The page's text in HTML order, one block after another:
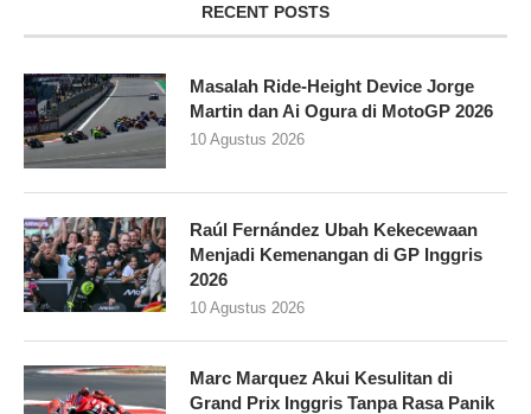
RECENT POSTS
Masalah Ride-Height Device Jorge
Martin dan Ai Ogura di MotoGP 2026
10 Agustus 2026
Raúl Fernández Ubah Kekecewaan
Menjadi Kemenangan di GP Inggris
2026
10 Agustus 2026
Marc Marquez Akui Kesulitan di
Grand Prix Inggris Tanpa Rasa Panik